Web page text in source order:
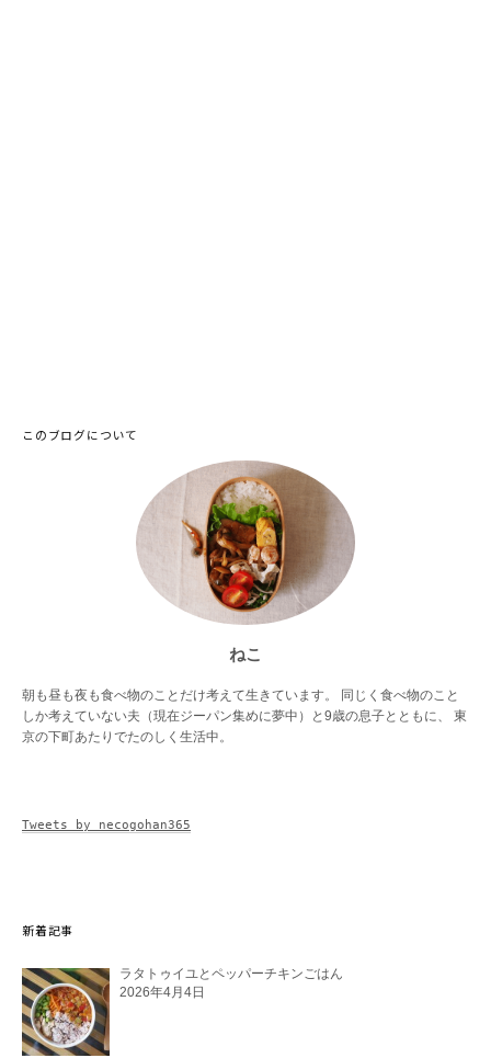
このブログについて
ねこ
朝も昼も夜も食べ物のことだけ考えて生きています。 同じく食べ物のこと
しか考えていない夫（現在ジーパン集めに夢中）と9歳の息子とともに、 東
京の下町あたりでたのしく生活中。
Tweets by necogohan365
新着記事
ラタトゥイユとペッパーチキンごはん
2026年4月4日